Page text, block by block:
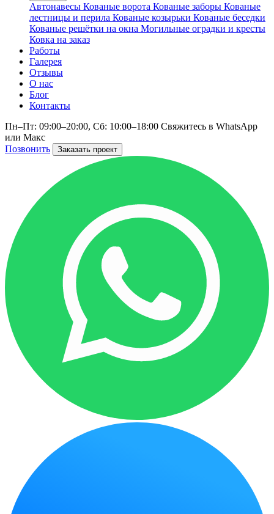
Автонавесы Кованые ворота Кованые заборы Кованые
лестницы и перила Кованые козырьки Кованые беседки
Кованые решётки на окна Могильные оградки и кресты
Ковка на заказ
Работы
Галерея
Отзывы
О нас
Блог
Контакты
Пн–Пт: 09:00–20:00, Сб: 10:00–18:00 Свяжитесь в WhatsApp
или Макс
Позвонить
Заказать проект